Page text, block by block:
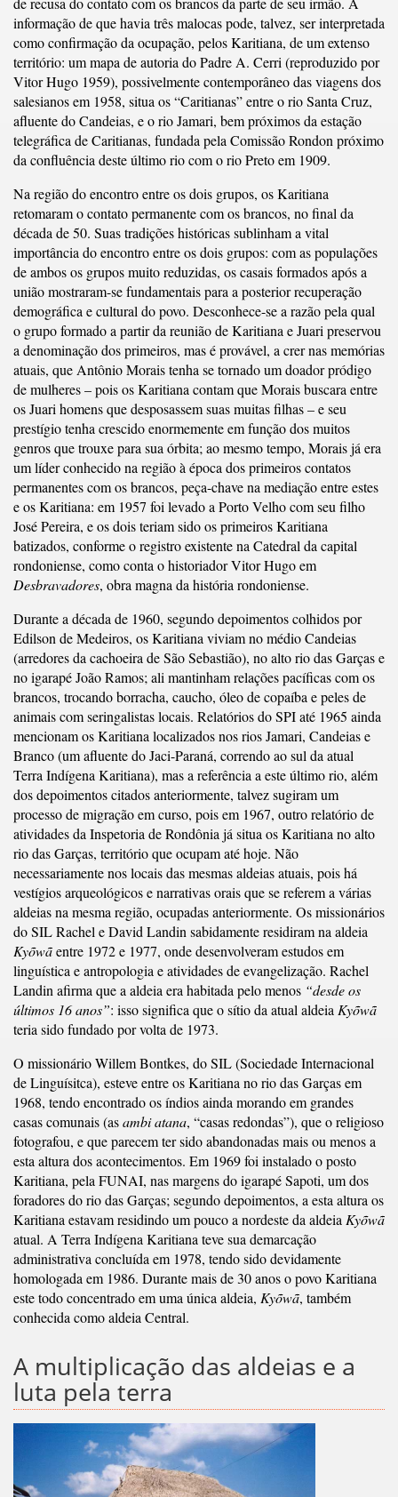
informação de que havia três malocas pode, talvez, ser interpretada
como confirmação da ocupação, pelos Karitiana, de um extenso
território: um mapa de autoria do Padre A. Cerri (reproduzido por
Vitor Hugo 1959), possivelmente contemporâneo das viagens dos
salesianos em 1958, situa os “Caritianas” entre o rio Santa Cruz,
afluente do Candeias, e o rio Jamari, bem próximos da estação
telegráfica de Caritianas, fundada pela Comissão Rondon próximo
da confluência deste último rio com o rio Preto em 1909.
Na região do encontro entre os dois grupos, os Karitiana
retomaram o contato permanente com os brancos, no final da
década de 50. Suas tradições históricas sublinham a vital
importância do encontro entre os dois grupos: com as populações
de ambos os grupos muito reduzidas, os casais formados após a
união mostraram-se fundamentais para a posterior recuperação
demográfica e cultural do povo. Desconhece-se a razão pela qual
o grupo formado a partir da reunião de Karitiana e Juari preservou
a denominação dos primeiros, mas é provável, a crer nas memórias
atuais, que Antônio Morais tenha se tornado um doador pródigo
de mulheres – pois os Karitiana contam que Morais buscara entre
os Juari homens que desposassem suas muitas filhas – e seu
prestígio tenha crescido enormemente em função dos muitos
genros que trouxe para sua órbita; ao mesmo tempo, Morais já era
um líder conhecido na região à época dos primeiros contatos
permanentes com os brancos, peça-chave na mediação entre estes
e os Karitiana: em 1957 foi levado a Porto Velho com seu filho
José Pereira, e os dois teriam sido os primeiros Karitiana
batizados, conforme o registro existente na Catedral da capital
rondoniense, como conta o historiador Vitor Hugo em
Desbravadores, obra magna da história rondoniense.
Durante a década de 1960, segundo depoimentos colhidos por
Edilson de Medeiros, os Karitiana viviam no médio Candeias
(arredores da cachoeira de São Sebastião), no alto rio das Garças e
no igarapé João Ramos; ali mantinham relações pacíficas com os
brancos, trocando borracha, caucho, óleo de copaíba e peles de
animais com seringalistas locais. Relatórios do SPI até 1965 ainda
mencionam os Karitiana localizados nos rios Jamari, Candeias e
Branco (um afluente do Jaci-Paraná, correndo ao sul da atual
Terra Indígena Karitiana), mas a referência a este último rio, além
dos depoimentos citados anteriormente, talvez sugiram um
processo de migração em curso, pois em 1967, outro relatório de
atividades da Inspetoria de Rondônia já situa os Karitiana no alto
rio das Garças, território que ocupam até hoje. Não
necessariamente nos locais das mesmas aldeias atuais, pois há
vestígios arqueológicos e narrativas orais que se referem a várias
aldeias na mesma região, ocupadas anteriormente. Os missionários
do SIL Rachel e David Landin sabidamente residiram na aldeia
Kyõwãentre 1972 e 1977, onde desenvolveram estudos em
linguística e antropologia e atividades de evangelização. Rachel
Landin afirma que a aldeia era habitada pelo menos “desde os
últimos 16 anos”: isso significa que o sítio da atual aldeia Kyõwã
teria sido fundado por volta de 1973.
O missionário Willem Bontkes, do SIL (Sociedade Internacional
de Linguísitca), esteve entre os Karitiana no rio das Garças em
1968, tendo encontrado os índios ainda morando em grandes
casas comunais (asambi atana, “casas redondas”), que o religioso
fotografou, e que parecem ter sido abandonadas mais ou menos a
esta altura dos acontecimentos. Em 1969 foi instalado o posto
Karitiana, pela FUNAI, nas margens do igarapé Sapoti, um dos
foradores do rio das Garças; segundo depoimentos, a esta altura os
Karitiana estavam residindo um pouco a nordeste da aldeia Kyõwã
atual. A Terra Indígena Karitiana teve sua demarcação
administrativa concluída em 1978, tendo sido devidamente
homologada em 1986. Durante mais de 30 anos o povo Karitiana
este todo concentrado em uma única aldeia, Kyõwã, também
conhecida como aldeia Central.
A multiplicação das aldeias e a
luta pela terra